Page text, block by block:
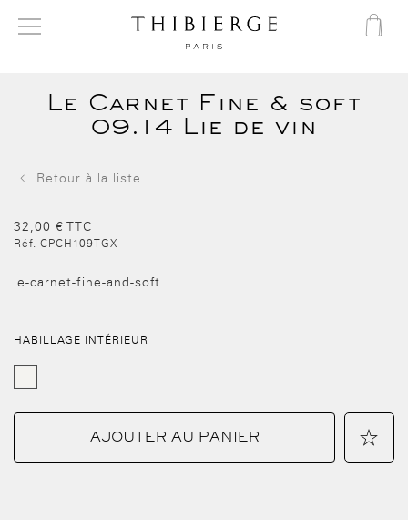
Le Carnet Fine & soft
09.14 Lie de vin
Retour à la liste
32,00 € TTC
Réf. CPCH109TGX
le-carnet-fine-and-soft
QUANTITÉ
HABILLAGE INTÉRIEUR
AJOUTER AU PANIER